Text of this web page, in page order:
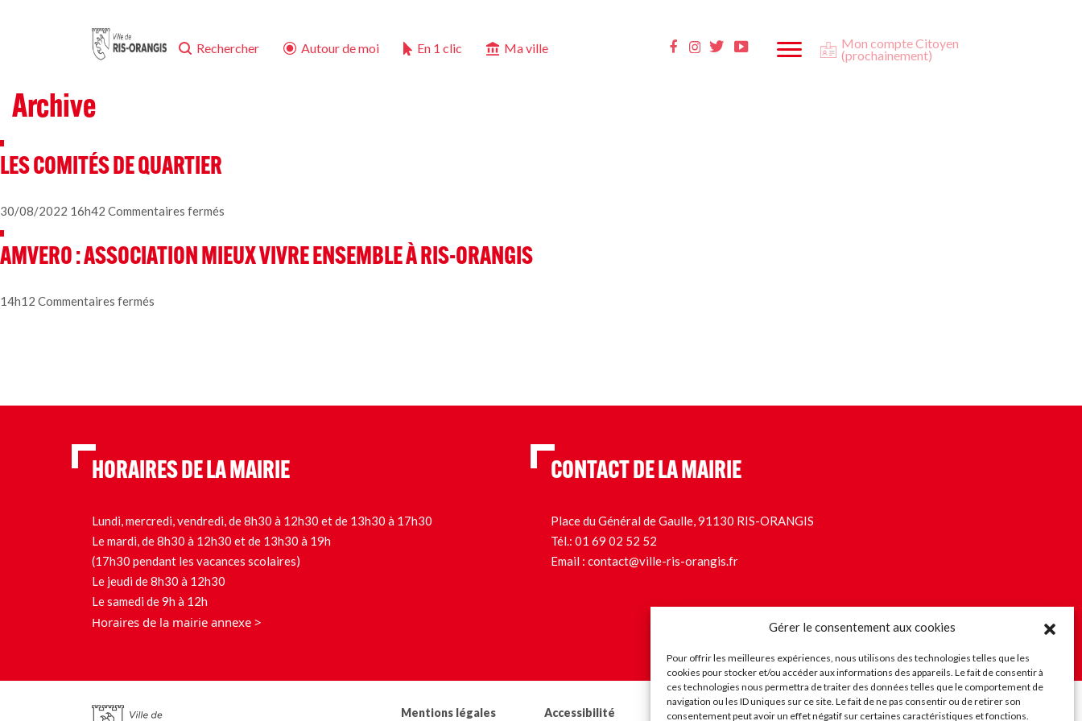
Gérer le consentement aux cookies
Pour offrir les meilleures expériences, nous utilisons des technologies telles que les
cookies pour stocker et/ou accéder aux informations des appareils. Le fait de consentir à
ces technologies nous permettra de traiter des données telles que le comportement de
navigation ou les ID uniques sur ce site. Le fait de ne pas consentir ou de retirer son
consentement peut avoir un effet négatif sur certaines caractéristiques et fonctions.
Rechercher Autour de moi En 1 clic Ma ville Facebook
Insta TwitterYoutube Mon compte Citoyen
(prochainement)
Archive
LES COMITÉS DE QUARTIER
30/08/2022 16h42 Commentaires fermés
DE
AMVERO : ASSOCIATION MIEUX VIVRE ENSEMBLE À RIS-ORANGIS
14h12 Commentaires fermés
À
HORAIRES DE LA MAIRIE
Lundi, mercredi, vendredi, de 8h30 à 12h30 et de 13h30 à 17h30
Le mardi, de 8h30 à 12h30 et de 13h30 à 19h
(17h30 pendant les vacances scolaires)
Le jeudi de 8h30 à 12h30
Le samedi de 9h à 12h
Horaires de la mairie annexe >
CONTACT DE LA MAIRIE
Place du Général de Gaulle, 91130 RIS-ORANGIS
Tél.: 01 69 02 52 52
Email : contact@ville-ris-orangis.fr
Mentions légales Accessibilité
Les marchés publics